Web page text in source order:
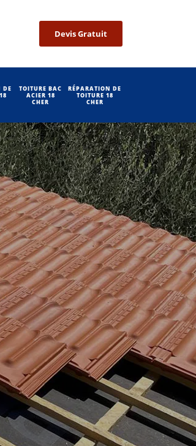
Devis Gratuit
DE
TOITURE BAC
ACIER 18
CHER
RÉPARATION DE
TOITURE 18
CHER